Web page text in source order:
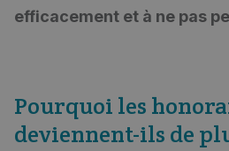
efficacement et à ne pas
Pourquoi les
deviennent-ils de